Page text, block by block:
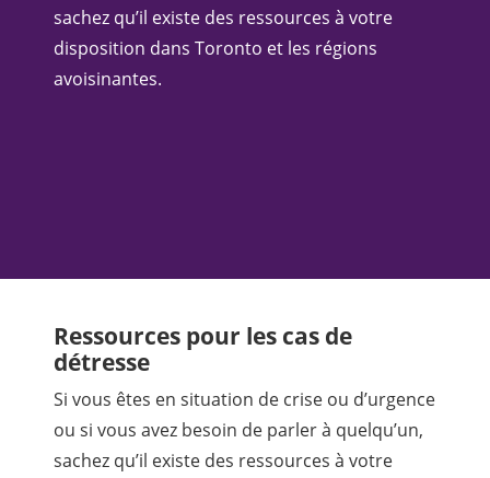
sachez qu’il existe des ressources à votre
disposition dans Toronto et les régions
avoisinantes.
Ressources pour les cas de
détresse
Si vous êtes en situation de crise ou d’urgence
ou si vous avez besoin de parler à quelqu’un,
sachez qu’il existe des ressources à votre